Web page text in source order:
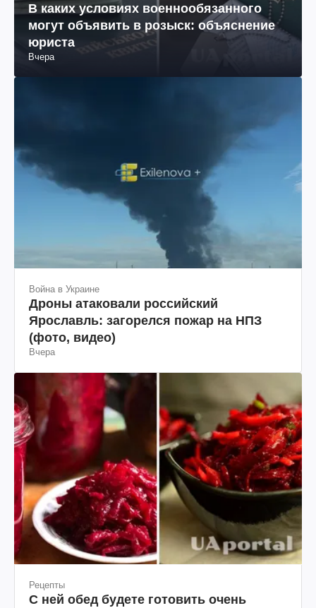
В каких условиях военнообязанного
могут объявить в розыск: объяснение
юриста
Вчера
Война в Украине
Дроны атаковали российский
Ярославль: загорелся пожар на НПЗ
(фото, видео)
Вчера
Рецепты
С ней обед будете готовить очень